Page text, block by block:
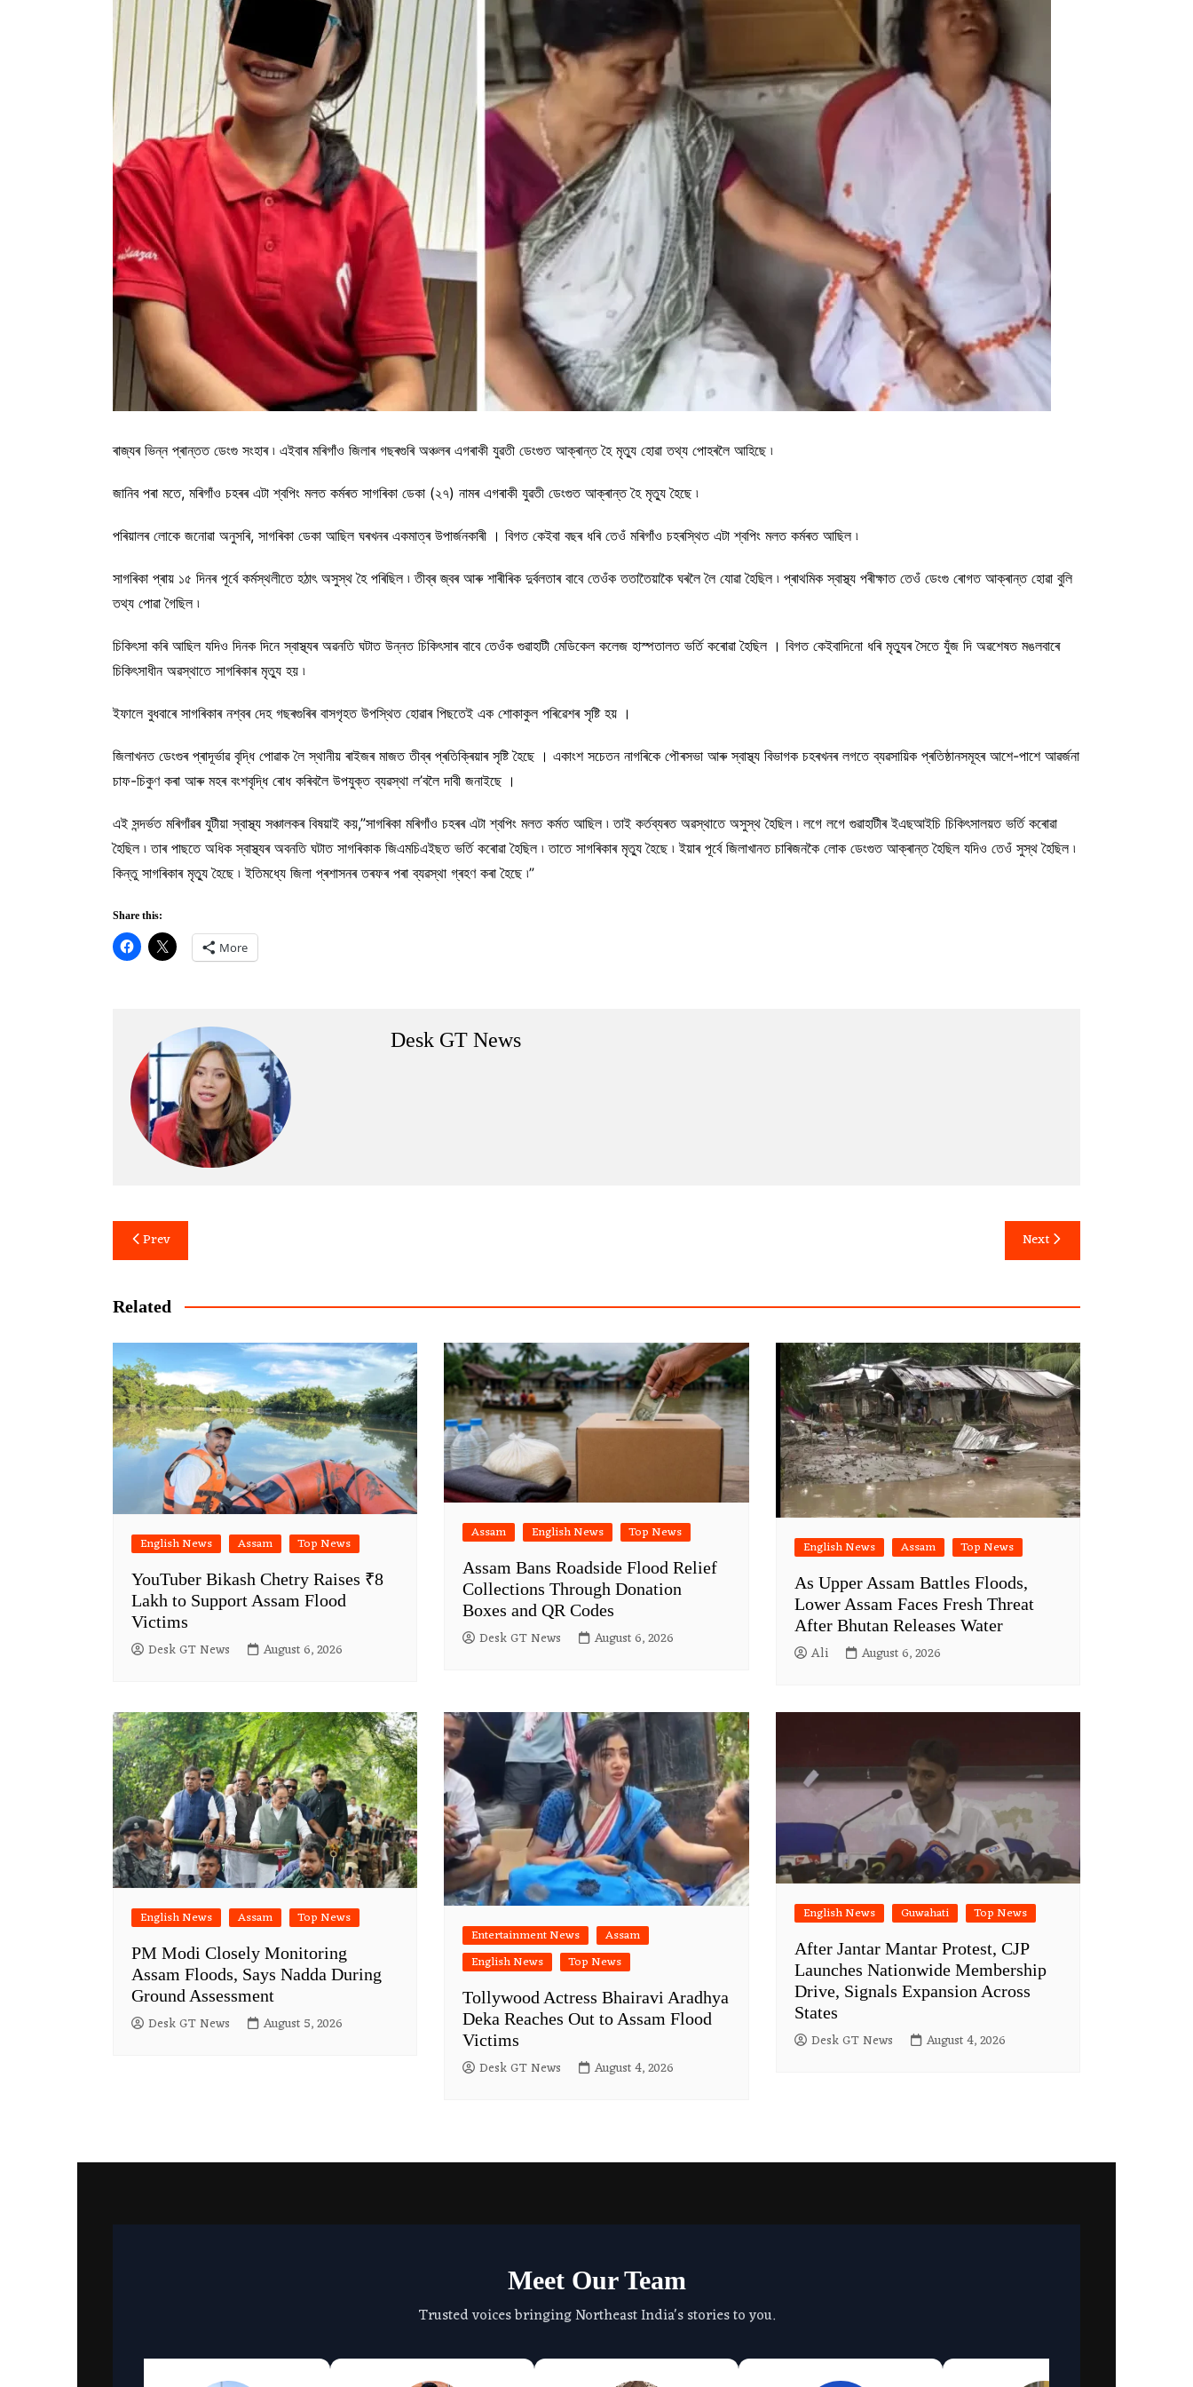
ৰাজ্যৰ ভিন্ন প্ৰান্তত ডেংগু সংহাৰ ৷ এইবাৰ মৰিগাঁও জিলাৰ গছৰগুৰি অঞ্চলৰ এগৰাকী যুৱতী ডেংগুত আক্ৰান্ত হৈ মৃত্যু হোৱা তথ্য পোহৰলৈ আহিছে ৷
জানিব পৰা মতে, মৰিগাঁও চহৰৰ এটা শ্বপিং মলত কৰ্মৰত সাগৰিকা ডেকা (২৭) নামৰ এগৰাকী যুৱতী ডেংগুত আক্ৰান্ত হৈ মৃত্যু হৈছে ৷
পৰিয়ালৰ লোকে জনোৱা অনুসৰি, সাগৰিকা ডেকা আছিল ঘৰখনৰ একমাত্ৰ উপাৰ্জনকাৰী । বিগত কেইবা বছৰ ধৰি তেওঁ মৰিগাঁও চহৰস্থিত এটা শ্বপিং মলত কৰ্মৰত আছিল ৷
সাগৰিকা প্ৰায় ১৫ দিনৰ পূৰ্বে কৰ্মস্থলীতে হঠাৎ অসুস্থ হৈ পৰিছিল ৷ তীব্ৰ জ্বৰ আৰু শাৰীৰিক দুৰ্বলতাৰ বাবে তেওঁক ততাতৈয়াকৈ ঘৰলৈ লৈ যোৱা হৈছিল ৷ প্ৰাথমিক স্বাস্থ্য পৰীক্ষাত তেওঁ ডেংগু ৰোগত আক্ৰান্ত হোৱা বুলি
তথ্য পোৱা গৈছিল ৷
চিকিৎসা কৰি আছিল যদিও ​দিনক দিনে স্বাস্থ্যৰ অৱনতি ঘটাত উন্নত চিকিৎসাৰ বাবে তেওঁক গুৱাহাটী মেডিকেল কলেজ হাস্পতালত ভৰ্তি কৰোৱা হৈছিল । বিগত কেইবাদিনো ধৰি মৃত্যুৰ সৈতে যুঁজ দি অৱশেষত মঙলবাৰে
চিকিৎসাধীন অৱস্থাতে সাগৰিকাৰ মৃত্যু হয় ৷
ইফালে বুধবাৰে ​সাগৰিকাৰ নশ্বৰ দেহ গছৰগুৰিৰ বাসগৃহত উপস্থিত হোৱাৰ পিছতেই এক শোকাকুল পৰিৱেশৰ সৃষ্টি হয় ।
জিলাখনত ডেংগুৰ প্ৰাদূৰ্ভাৱ বৃদ্ধি পোৱাক লৈ স্থানীয় ৰাইজৰ মাজত তীব্ৰ প্ৰতিক্ৰিয়াৰ সৃষ্টি হৈছে । একাংশ সচেতন নাগৰিকে পৌৰসভা আৰু স্বাস্থ্য বিভাগক চহৰখনৰ লগতে ব্যৱসায়িক প্ৰতিষ্ঠানসমূহৰ আশে-পাশে আৱৰ্জনা
চাফ-চিকুণ কৰা আৰু মহৰ বংশবৃদ্ধি ৰোধ কৰিবলৈ উপযুক্ত ব্যৱস্থা ল’বলৈ দাবী জনাইছে ।
এই সন্দৰ্ভত মৰিগাঁৱৰ যুটীয়া স্বাস্থ্য সঞ্চালকৰ বিষয়াই কয়,”সাগৰিকা মৰিগাঁও চহৰৰ এটা শ্বপিং মলত কৰ্মত আছিল ৷ তাই কৰ্তব্যৰত অৱস্থাতে অসুস্থ হৈছিল ৷ লগে লগে গুৱাহাটীৰ ইএছআইচি চিকিৎসালয়ত ভৰ্তি কৰোৱা
হৈছিল ৷ তাৰ পাছতে অধিক স্বাস্থ্যৰ অবনতি ঘটাত সাগৰিকাক জিএমচিএইছত ভৰ্তি কৰোৱা হৈছিল ৷ তাতে সাগৰিকাৰ মৃত্যু হৈছে ৷ ইয়াৰ পূৰ্বে জিলাখানত চাৰিজনকৈ লোক ডেংগুত আক্ৰান্ত হৈছিল যদিও তেওঁ সুস্থ হৈছিল ৷
কিন্তু সাগৰিকাৰ মৃত্যু হৈছে ৷ ইতিমধ্যে জিলা প্ৰশাসনৰ তৰফৰ পৰা ব্যৱস্থা গ্ৰহণ কৰা হৈছে ৷”
Share this:
More
Desk GT News
Post
navigation
Prev Next
Related
English News Assam Top News
YouTuber Bikash Chetry Raises ₹8
Lakh to Support Assam Flood
Victims
Desk GT News August 6, 2026
Assam English News Top News
Assam Bans Roadside Flood Relief
Collections Through Donation
Boxes and QR Codes
Desk GT News August 6, 2026
English News Assam Top News
As Upper Assam Battles Floods,
Lower Assam Faces Fresh Threat
After Bhutan Releases Water
Ali August 6, 2026
English News Assam Top News
PM Modi Closely Monitoring
Assam Floods, Says Nadda During
Ground Assessment
Desk GT News August 5, 2026
Entertainment News
Assam
English News
Top News
Tollywood Actress Bhairavi Aradhya
Deka Reaches Out to Assam Flood
Victims
Desk GT News August 4, 2026
English News Guwahati Top News
After Jantar Mantar Protest, CJP
Launches Nationwide Membership
Drive, Signals Expansion Across
States
Desk GT News August 4, 2026
Meet Our Team
Trusted voices bringing Northeast India's stories to you.